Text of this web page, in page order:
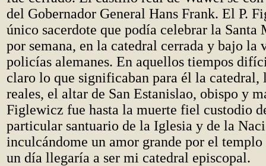
del Gobernador General Hans Frank. El P.
único sacerdote que podía celebrar la Santa
por semana, en la catedral cerrada y bajo la
policías alemanes. En aquellos tiempos
claro lo que significaban para él la catedral,
reales, el altar de San Estanislao, obispo y
Figlewicz fue hasta la muerte fiel custodio
particular santuario de la Iglesia y de la
inculcándome un amor grande por el
un día llegaría a ser mi catedral episcopal.